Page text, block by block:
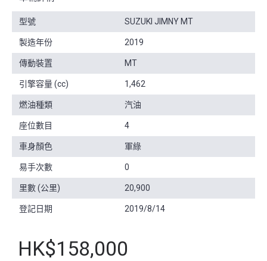
型號 SUZUKI JIMNY MT
製造年份 2019
傳動裝置 MT
引擎容量 (cc) 1,462
燃油種類 汽油
座位數目 4
車身顏色 軍綠
易手次數 0
里數 (公里) 20,900
登記日期 2019/8/14
HK$158,000